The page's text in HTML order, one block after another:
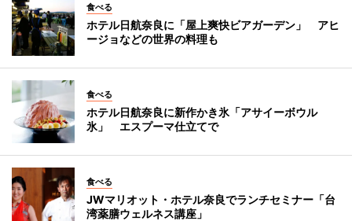
食べる
ホテル日航奈良に「屋上爽快ビアガーデン」 アヒ
ージョなどの世界の料理も
食べる
ホテル日航奈良に新作かき氷「アサイーボウル
氷」 エスプーマ仕立てで
食べる
JWマリオット・ホテル奈良でランチセミナー「台
湾薬膳ウェルネス講座」